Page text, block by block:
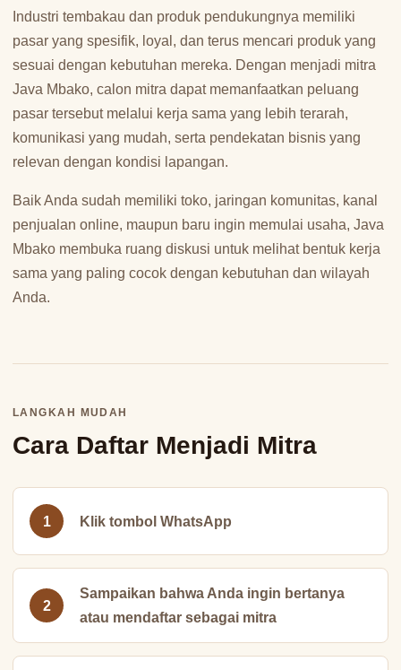
Industri tembakau dan produk pendukungnya memiliki
pasar yang spesifik, loyal, dan terus mencari produk yang
sesuai dengan kebutuhan mereka. Dengan menjadi mitra
Java Mbako, calon mitra dapat memanfaatkan peluang
pasar tersebut melalui kerja sama yang lebih terarah,
komunikasi yang mudah, serta pendekatan bisnis yang
relevan dengan kondisi lapangan.
Baik Anda sudah memiliki toko, jaringan komunitas, kanal
penjualan online, maupun baru ingin memulai usaha, Java
Mbako membuka ruang diskusi untuk melihat bentuk kerja
sama yang paling cocok dengan kebutuhan dan wilayah
Anda.
LANGKAH MUDAH
Cara Daftar Menjadi Mitra
Klik tombol WhatsApp
Sampaikan bahwa Anda ingin bertanya
atau mendaftar sebagai mitra